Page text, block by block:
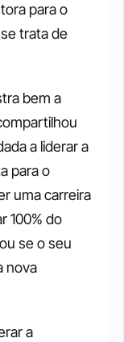
para o
trata de
bem a
a liderar a
para o
uma carreira
100% do
se o seu
nova
a